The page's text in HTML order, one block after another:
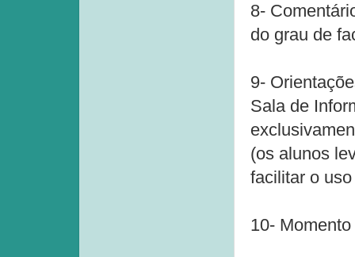
8-
do grau de
9-
Sala de
(os alunos
facilitar o
10-